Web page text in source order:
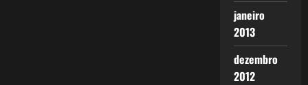
janeiro
2013
dezembro
2012